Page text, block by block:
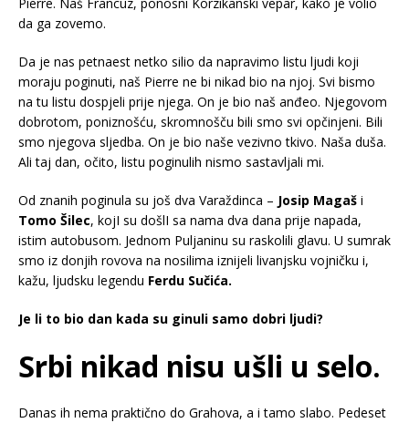
da ga zovemo.
Da je nas petnaest netko silio da napravimo listu ljudi koji
moraju poginuti, naš Pierre ne bi nikad bio na njoj. Svi bismo
na tu listu dospjeli prije njega. On je bio naš anđeo. Njegovom
dobrotom, poniznošću, skromnošču bili smo svi opčinjeni. Bili
smo njegova sljedba. On je bio naše vezivno tkivo. Naša duša.
Ali taj dan, očito, listu poginulih nismo sastavljali mi.
Od znanih poginula su još dva Varaždinca – Josip Magaš i
Tomo Šilec, kojI su došlI sa nama dva dana prije napada,
istim autobusom. Jednom Puljaninu su raskolili glavu. U sumrak
smo iz donjih rovova na nosilima iznijeli livanjsku vojničku i,
kažu, ljudsku legendu Ferdu Sučića.
Je li to bio dan kada su ginuli samo dobri ljudi?
Srbi nikad nisu ušli u selo.
Danas ih nema praktično do Grahova, a i tamo slabo. Pedeset